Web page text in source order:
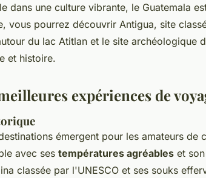
dans une culture vibrante, le Guatemala
vous pourrez découvrir Antigua, site
du lac Atitlan et le site archéologique
et histoire.
expériences de
émergent pour les amateurs de
avec ses températures agréables et
classée par l'UNESCO et ses souks